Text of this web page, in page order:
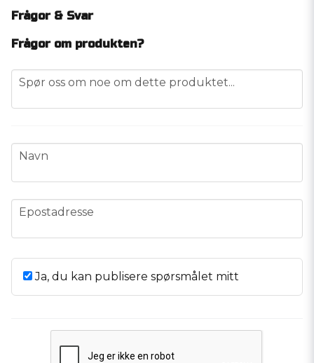
Frågor & Svar
Frågor om produkten?
question
Spør oss om noe om dette produktet...
name
Navn
email
Epostadresse
Ja, du kan publisere spørsmålet mitt